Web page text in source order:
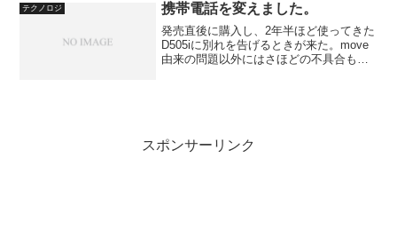
テクノロジ 携帯電話を変えました。
発売直後に購入し、2年半ほど使ってきた
D505iに別れを告げるときが来た。move
由来の問題以外にはさほどの不具合もな
スポンサーリンク